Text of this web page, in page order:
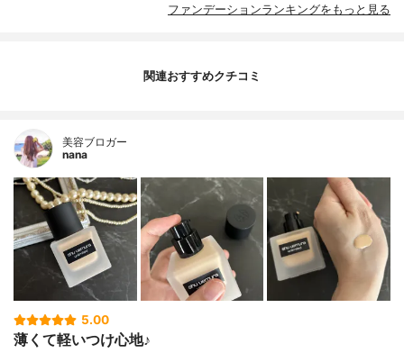
ファンデーションランキングをもっと見る
関連おすすめクチコミ
美容ブロガー
nana
5.00
薄くて軽いつけ心地♪